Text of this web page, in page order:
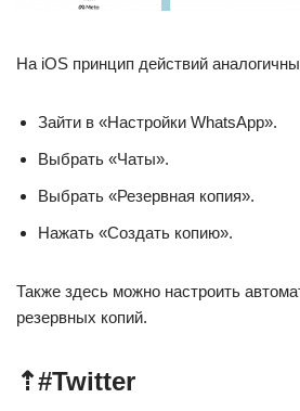
На iOS принцип действий
Зайти в «Настройки WhatsApp».
Выбрать «Чаты».
Выбрать «Резервная копия».
Нажать «Создать копию».
Также здесь можно настроить
резервных копий.
⇡#Twitter